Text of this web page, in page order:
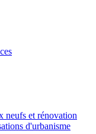
neufs et rénovation
d'urbanisme